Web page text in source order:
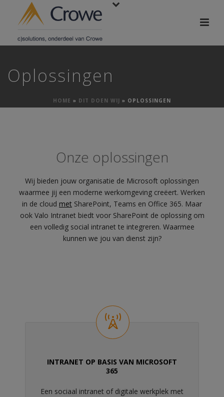
Oplossingen
HOME » DIT DOEN WIJ » OPLOSSINGEN
Onze oplossingen
Wij bieden jouw organisatie de Microsoft oplossingen
waarmee jij een moderne werkomgeving creëert. Werken
in de cloud met SharePoint, Teams en Office 365. Maar
ook Valo Intranet biedt voor SharePoint de oplossing om
een volledig social intranet te integreren. Waarmee
kunnen we jou van dienst zijn?
INTRANET OP BASIS VAN MICROSOFT
365
Een sociaal intranet of digitale werkplek met